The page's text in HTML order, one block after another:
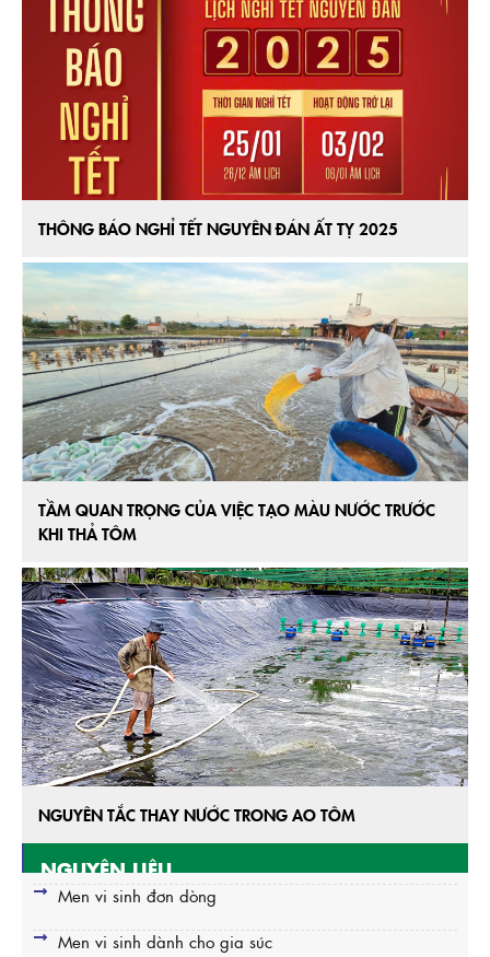
THÔNG BÁO NGHỈ TẾT NGUYÊN ĐÁN ẤT TỴ 2025
TẦM QUAN TRỌNG CỦA VIỆC TẠO MÀU NƯỚC TRƯỚC
KHI THẢ TÔM
NGUYÊN TẮC THAY NƯỚC TRONG AO TÔM
NGUYÊN LIỆU
Men vi sinh đơn dòng
Men vi sinh dành cho gia súc